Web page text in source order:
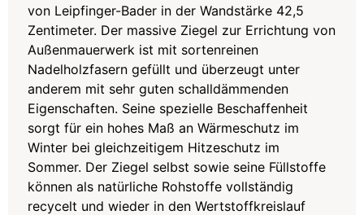
von Leipfinger-Bader in der Wandstärke 42,5
Zentimeter. Der massive Ziegel zur Errichtung von
Außenmauerwerk ist mit sortenreinen
Nadelholzfasern gefüllt und überzeugt unter
anderem mit sehr guten schalldämmenden
Eigenschaften. Seine spezielle Beschaffenheit
sorgt für ein hohes Maß an Wärmeschutz im
Winter bei gleichzeitigem Hitzeschutz im
Sommer. Der Ziegel selbst sowie seine Füllstoffe
können als natürliche Rohstoffe vollständig
recycelt und wieder in den Wertstoffkreislauf